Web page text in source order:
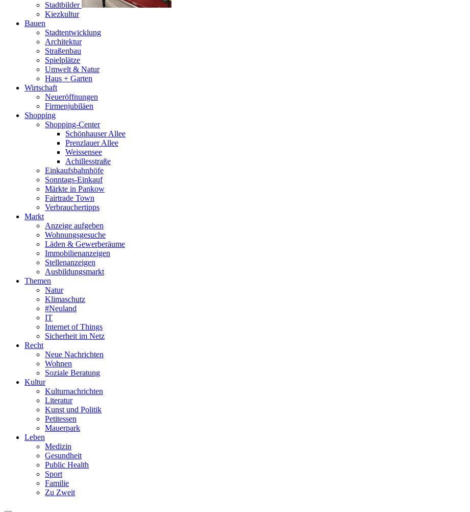
Stadtbilder
Kiezkultur
Bauen
Stadtentwicklung
Architektur
Straßenbau
Spielplätze
Umwelt & Natur
Haus + Garten
Wirtschaft
Neueröffnungen
Firmenjubiläen
Shopping
Shopping-Center
Schönhauser Allee
Prenzlauer Allee
Weissensee
Achillesstraße
Einkaufsbahnhöfe
Sonntags-Einkauf
Märkte in Pankow
Fairtrade Town
Verbrauchertipps
Markt
Anzeige aufgeben
Wohnungsgesuche
Läden & Gewerberäume
Immobilienanzeigen
Stellenanzeigen
Ausbildungsmarkt
Themen
Natur
Klimaschutz
#Neuland
IT
Internet of Things
Sicherheit im Netz
Recht
Neue Nachrichten
Wohnen
Soziale Beratung
Kultur
Kulturnachrichten
Literatur
Kunst und Politik
Petitessen
Mauerpark
Leben
Medizin
Gesundheit
Public Health
Sport
Familie
Zu Zweit